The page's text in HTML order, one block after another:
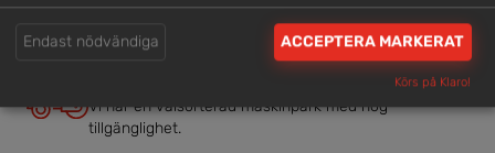
Brett och samlat utbud
Vi har en välsorterad maskinpark med hög
tillgänglighet.
Endast nödvändiga ACCEPTERA MARKERAT
Körs på Klaro!